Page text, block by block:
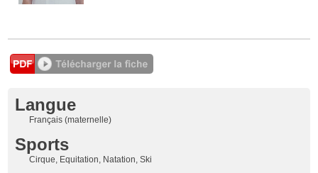
Langue
Français (maternelle)
Sports
Cirque, Equitation, Natation, Ski